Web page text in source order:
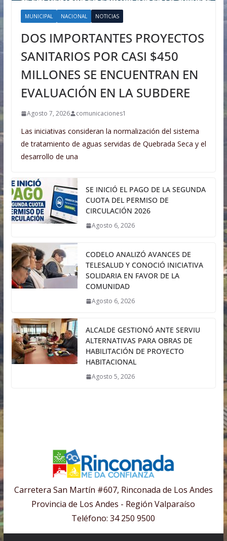
MUNICIPAL NACIONAL NOTICIAS
DOS IMPORTANTES PROYECTOS
SANITARIOS POR CASI $450
MILLONES SE ENCUENTRAN EN
EVALUACIÓN EN LA SUBDERE
Agosto 7, 2026 comunicaciones1
Las iniciativas consideran la normalización del sistema
de tratamiento de aguas servidas de Quebrada Seca y el
desarrollo de una
SE INICIÓ EL PAGO DE LA SEGUNDA
CUOTA DEL PERMISO DE
CIRCULACIÓN 2026
Agosto 6, 2026
CODELO ANALIZÓ AVANCES DE
TELESALUD Y CONOCIÓ INICIATIVA
SOLIDARIA EN FAVOR DE LA
COMUNIDAD
Agosto 6, 2026
ALCALDE GESTIONÓ ANTE SERVIU
ALTERNATIVAS PARA OBRAS DE
HABILITACIÓN DE PROYECTO
HABITACIONAL
Agosto 5, 2026
Carretera San Martín #607, Rinconada de Los Andes
Provincia de Los Andes - Región Valparaíso
Teléfono: 34 250 9500